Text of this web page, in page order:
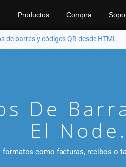
Productos Compra
de barras y códigos QR desde HTML
De
El
como facturas, recibos o